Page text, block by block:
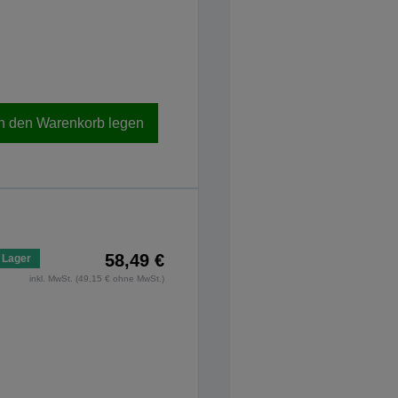
den Warenkorb legen
58,49 €
inkl. MwSt. (49,15 € ohne MwSt.)